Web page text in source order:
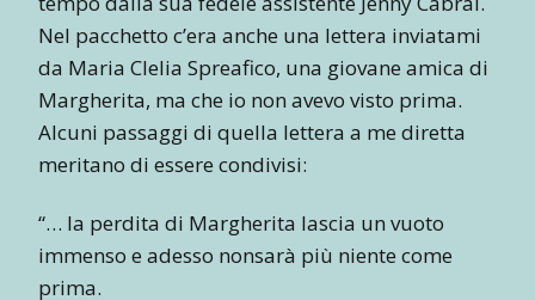
Nel pacchetto c’era anche una lettera inviatami
da Maria Clelia Spreafico, una giovane amica di
Margherita, ma che io non avevo visto prima.
Alcuni passaggi di quella lettera a me diretta
meritano di essere condivisi:
“… la perdita di Margherita lascia un vuoto
immenso e adesso nonsarà più niente come
prima.